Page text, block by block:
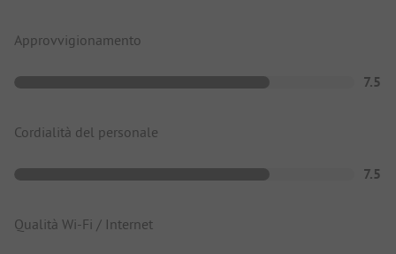
Approvvigionamento
7.5
Cordialità del personale
7.5
Qualità Wi-Fi / Internet